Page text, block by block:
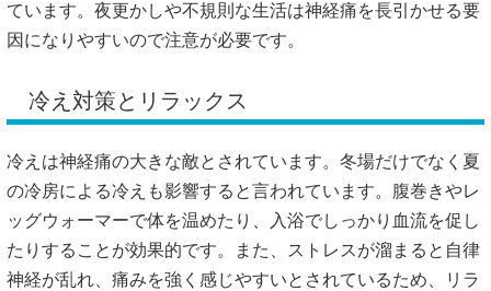
ています。夜更かしや不規則な生活は神経痛を長引かせる要
因になりやすいので注意が必要です。
冷え対策とリラックス
冷えは神経痛の大きな敵とされています。冬場だけでなく夏
の冷房による冷えも影響すると言われています。腹巻きやレ
ッグウォーマーで体を温めたり、入浴でしっかり血流を促し
たりすることが効果的です。また、ストレスが溜まると自律
神経が乱れ、痛みを強く感じやすいとされているため、リラ